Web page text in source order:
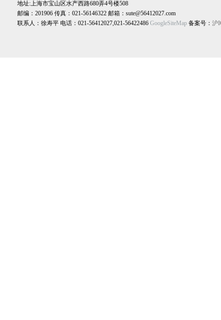
地址:上海市宝山区水产西路680弄4号楼508
邮编：201906 传真：021-56146322 邮箱：sute@56412027.com
联系人：徐寿平 电话：021-56412027,021-56422486 GoogleSiteMap 备案号： 沪